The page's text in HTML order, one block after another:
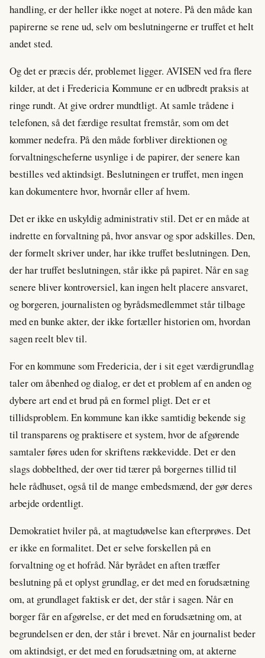
handling, er der heller ikke noget at notere. På den måde kan
papirerne se rene ud, selv om beslutningerne er truffet et helt
andet sted.
Og det er præcis dér, problemet ligger. AVISEN ved fra flere
kilder, at det i Fredericia Kommune er en udbredt praksis at
ringe rundt. At give ordrer mundtligt. At samle trådene i
telefonen, så det færdige resultat fremstår, som om det
kommer nedefra. På den måde forbliver direktionen og
forvaltningscheferne usynlige i de papirer, der senere kan
bestilles ved aktindsigt. Beslutningen er truffet, men ingen
kan dokumentere hvor, hvornår eller af hvem.
Det er ikke en uskyldig administrativ stil. Det er en måde at
indrette en forvaltning på, hvor ansvar og spor adskilles. Den,
der formelt skriver under, har ikke truffet beslutningen. Den,
der har truffet beslutningen, står ikke på papiret. Når en sag
senere bliver kontroversiel, kan ingen helt placere ansvaret,
og borgeren, journalisten og byrådsmedlemmet står tilbage
med en bunke akter, der ikke fortæller historien om, hvordan
sagen reelt blev til.
For en kommune som Fredericia, der i sit eget værdigrundlag
taler om åbenhed og dialog, er det et problem af en anden og
dybere art end et brud på en formel pligt. Det er et
tillidsproblem. En kommune kan ikke samtidig bekende sig
til transparens og praktisere et system, hvor de afgørende
samtaler føres uden for skriftens rækkevidde. Det er den
slags dobbelthed, der over tid tærer på borgernes tillid til
hele rådhuset, også til de mange embedsmænd, der gør deres
arbejde ordentligt.
Demokratiet hviler på, at magtudøvelse kan efterprøves. Det
er ikke en formalitet. Det er selve forskellen på en
forvaltning og et hofråd. Når byrådet en aften træffer
beslutning på et oplyst grundlag, er det med en forudsætning
om, at grundlaget faktisk er det, der står i sagen. Når en
borger får en afgørelse, er det med en forudsætning om, at
begrundelsen er den, der står i brevet. Når en journalist beder
om aktindsigt, er det med en forudsætning om, at akterne